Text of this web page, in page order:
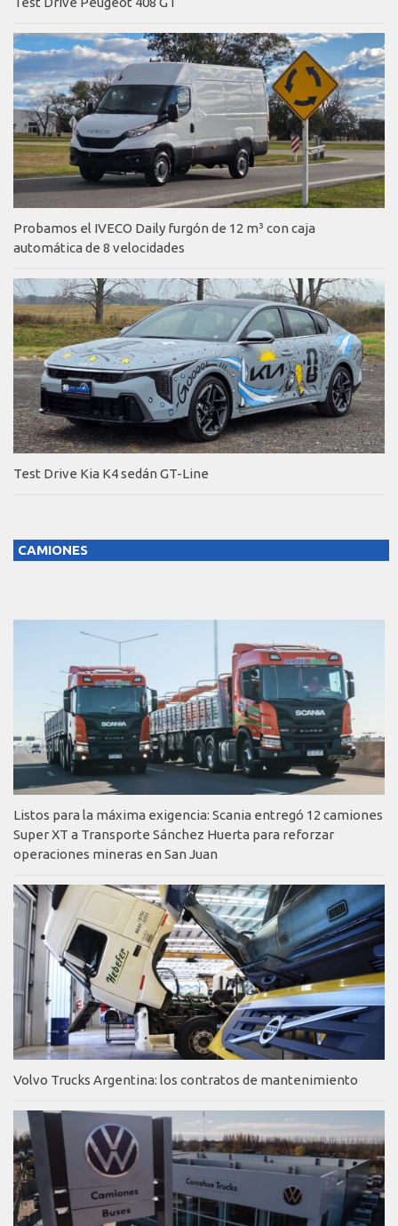
Probamos el IVECO Daily furgón de 12 m³ con caja
automática de 8 velocidades
Test Drive Kia K4 sedán GT-Line
CAMIONES
Listos para la máxima exigencia: Scania entregó 12 camiones
Super XT a Transporte Sánchez Huerta para reforzar
operaciones mineras en San Juan
Volvo Trucks Argentina: los contratos de mantenimiento